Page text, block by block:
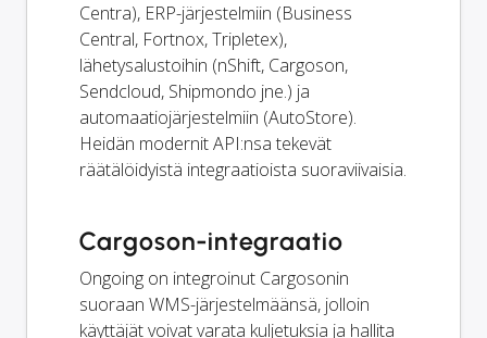
Centra), ERP-järjestelmiin (Business
Central, Fortnox, Tripletex),
lähetysalustoihin (nShift, Cargoson,
Sendcloud, Shipmondo jne.) ja
automaatiojärjestelmiin (AutoStore).
Heidän modernit API:nsa tekevät
räätälöidyistä integraatioista suoraviivaisia.
Cargoson-integraatio
Ongoing on integroinut Cargosonin
suoraan WMS-järjestelmäänsä, jolloin
käyttäjät voivat varata kuljetuksia ja hallita